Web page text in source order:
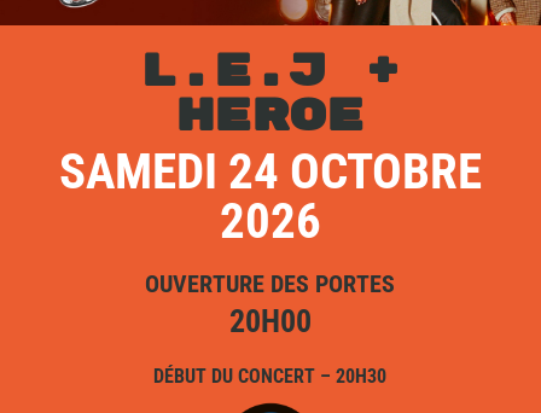
L.E.J +
HEROE
SAMEDI 24 OCTOBRE
2026
OUVERTURE DES PORTES
20H00
DÉBUT DU CONCERT – 20H30